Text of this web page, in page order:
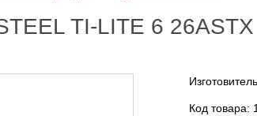
TI-LITE 6 26ASTX
Код товара: